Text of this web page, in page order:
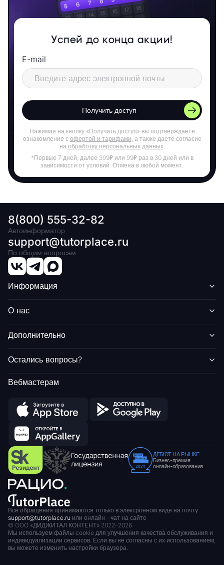
Успей до конца акции!
E-mail
Получить доступ
Нажимая на кнопку «Получить доступ» вы подтверждаете
ознакомление с офертой и тарифами , а также даете согласие
на обработку персональных данных.
*Первые 7 дней, далее 399₽ или 99₽ раз в 30 дней или в
зависимости от условий. Отмена в любой момент.
8(800) 555-32-82
Автоинформатор
support@tutorplace.ru
По общим вопросам
Информация
О нас
Дополнительно
Остались вопросы?
Вебмастерам
ДЕБЮТ НА РЫНКЕ
Бизнес-премия
онлайн-образования
Все обращения принимаются только в электронном виде на почту
support@tutorplace.ru или онлайн - чат на сайте
© OOO «ДИДЖИТАЛ КОНТЕНТ» 2022–2026
Мы используем файлы cookie для улучшения качества обслуживания и
индивидуализации сервисов. Если вы не согласны с их использованием,
вы можете изменить настройки браузера.